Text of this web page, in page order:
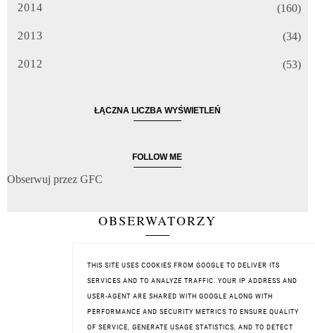
2014 (160)
2013 (34)
2012 (53)
ŁĄCZNA LICZBA WYŚWIETLEŃ
FOLLOW ME
Obserwuj przez GFC
OBSERWATORZY
THIS SITE USES COOKIES FROM GOOGLE TO DELIVER ITS
SERVICES AND TO ANALYZE TRAFFIC. YOUR IP ADDRESS AND
USER-AGENT ARE SHARED WITH GOOGLE ALONG WITH
PERFORMANCE AND SECURITY METRICS TO ENSURE QUALITY
OF SERVICE, GENERATE USAGE STATISTICS, AND TO DETECT